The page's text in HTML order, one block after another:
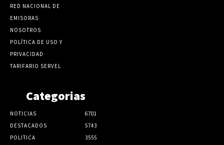
RED NACIONAL DE
EMISORAS
NOSOTROS
POLÍTICA DE USO Y
PRIVACIDAD
TARIFARIO SERVEL
Categorias
NOTICIAS
6701
DESTACADOS
5743
POLITICA
3555